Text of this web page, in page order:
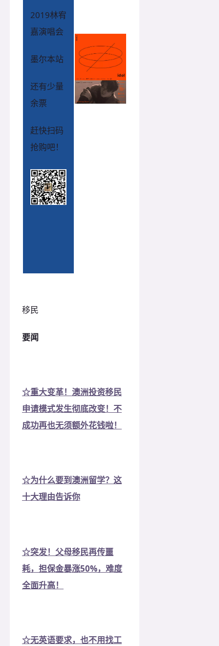
2019林宥
嘉演唱会
墨尔本站
还有少量
余票
赶快扫码
抢购吧！
移民
要闻
☆重大变革！澳洲投资移民
申请模式发生彻底改变！不
成功再也无须额外花钱啦！
☆为什么要到澳洲留学？这
十大理由告诉你
☆突发！父母移民再传噩
耗，担保金暴涨50%，难度
全面升高！
☆无英语要求，也不用找工